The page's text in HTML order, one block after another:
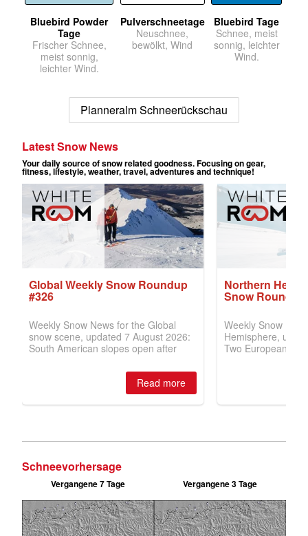
Bluebird Powder
Tage
Frischer Schnee,
meist sonnig,
leichter Wind.
Pulverschneetage
Neuschnee,
bewölkt, Wind
Bluebird Tage
Schnee, meist
sonnig, leichter
Wind.
Planneralm Schneerückschau
Schneevorhersage
Vergangene 7 Tage Vergangene 3 Tage